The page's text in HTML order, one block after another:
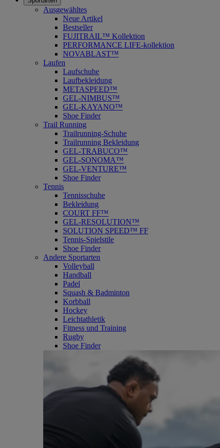
Ausgewähltes
Neue Artikel
Bestseller
FUJITRAIL™ Kollektion
PERFORMANCE LIFE-kollektion
NOVABLAST™
Laufen
Laufschuhe
Laufbekleidung
METASPEED™
GEL-NIMBUS™
GEL-KAYANO™
Shoe Finder
Trail Running
Trailrunning-Schuhe
Trailrunning Bekleidung
GEL-TRABUCO™
GEL-SONOMA™
GEL-VENTURE™
Shoe Finder
Tennis
Tennisschuhe
Bekleidung
COURT FF™
GEL-RESOLUTION™
SOLUTION SPEED™ FF
Tennis-Spielstile
Shoe Finder
Andere Sportarten
Volleyball
Handball
Padel
Squash & Badminton
Korbball
Hockey
Leichtathletik
Fitness und Training
Rugby
Shoe Finder